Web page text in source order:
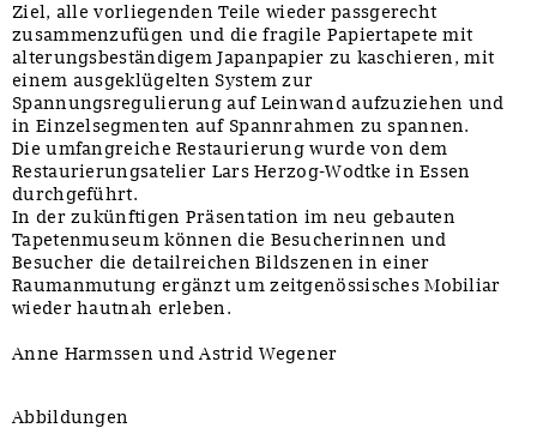
Ziel, alle vorliegenden Teile wieder passgerecht
zusammenzufügen und die fragile Papiertapete mit
alterungsbeständigem Japanpapier zu kaschieren, mit
einem ausgeklügelten System zur
Spannungsregulierung auf Leinwand aufzuziehen und
in Einzelsegmenten auf Spannrahmen zu spannen.
Die umfangreiche Restaurierung wurde von dem
Restaurierungsatelier Lars Herzog-Wodtke in Essen
durchgeführt.
In der zukünftigen Präsentation im neu gebauten
Tapetenmuseum können die Besucherinnen und
Besucher die detailreichen Bildszenen in einer
Raumanmutung ergänzt um zeitgenössisches Mobiliar
wieder hautnah erleben.
Anne Harmssen und Astrid Wegener
Abbildungen